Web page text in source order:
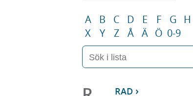
A B C D E F G H
X
Y Z Å Ä Ö 0-9
RAD